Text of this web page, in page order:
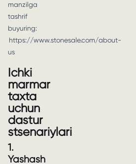
manzilga
tashrif
buyuring:
https://www.stonesale.com/about-
us
Ichki
marmar
taxta
uchun
dastur
stsenariylari
1.
Yashash